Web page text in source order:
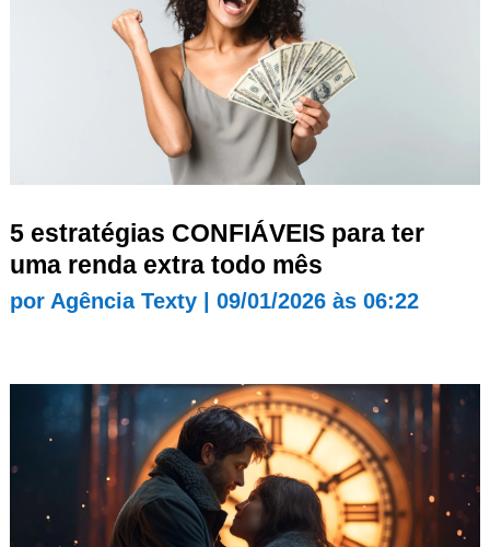
5 estratégias CONFIÁVEIS para ter
uma renda extra todo mês
por Agência Texty| 09/01/2026 às 06:22